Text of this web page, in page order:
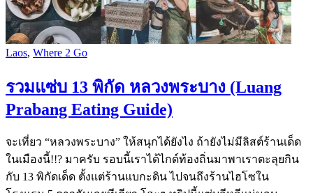
Laos, Where 2 Go
รวมแซ่บ 13 พิกัด หลวงพระบาง (Luang
Prabang Eating Guide)
จะเที่ยว “หลวงพระบาง” ให้สนุกได้ยังไง ถ้ายังไม่มีลิสต์ร้านเด็ด
ในเมืองนี้!!? มาครับ รอบนี้เราได้ไกด์ท้องถิ่นมาพาเราตะลุยกิน
กับ 13 พิกัดเด็ด ตั้งแต่ร้านแบกะดิน ไปจนถึงร้านไฮโซใน